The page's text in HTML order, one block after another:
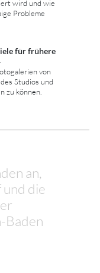
wird und wie
Probleme
für frühere
von
Studios und
zu können.
an,
und die
Baden